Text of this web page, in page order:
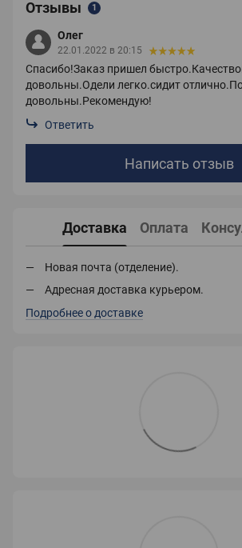
Отзывы 1
Олег
22.01.2022 в 20:15
Спасибо!Заказ пришел
довольны.Одели легко.сидит
довольны.Рекомендую!
Ответить
Написать отзыв
Доставка Оплата
Новая почта (отделение).
Адресная доставка курьером.
Подробнее о доставке